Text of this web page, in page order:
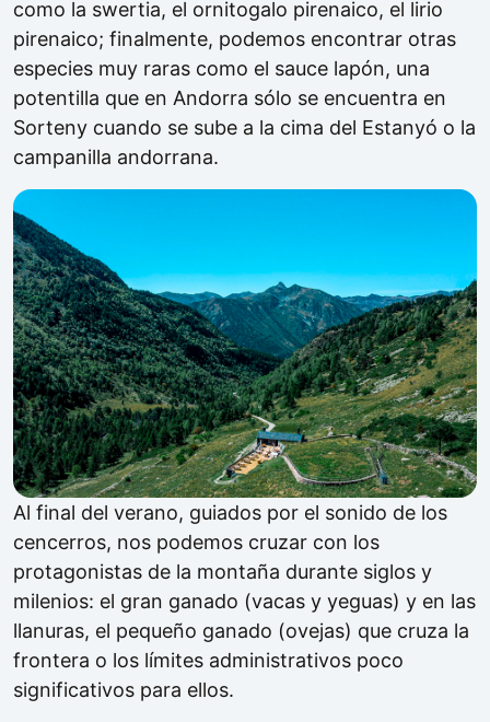
como la swertia, el ornitogalo pirenaico, el lirio
pirenaico; finalmente, podemos encontrar otras
especies muy raras como el sauce lapón, una
potentilla que en Andorra sólo se encuentra en
Sorteny cuando se sube a la cima del Estanyó o la
campanilla andorrana.
Al final del verano, guiados por el sonido de los
cencerros, nos podemos cruzar con los
protagonistas de la montaña durante siglos y
milenios: el gran ganado (vacas y yeguas) y en las
llanuras, el pequeño ganado (ovejas) que cruza la
frontera o los límites administrativos poco
significativos para ellos.